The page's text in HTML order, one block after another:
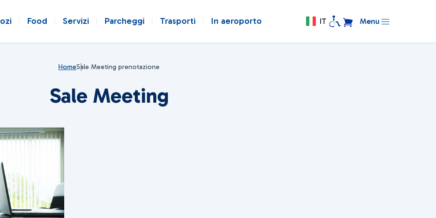
Food Servizi Parcheggi Trasporti In aeroporto IT Menu
HomeSale Meeting prenotazione
Sale Meeting